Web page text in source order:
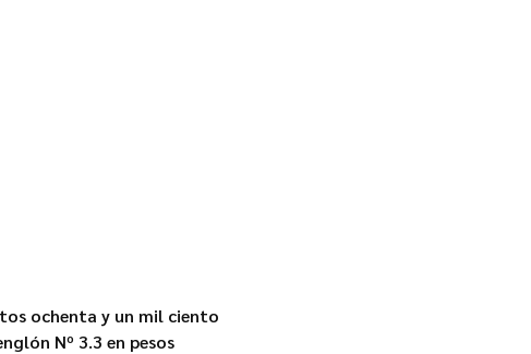
ochenta y un mil ciento
Nº 3.3 en pesos